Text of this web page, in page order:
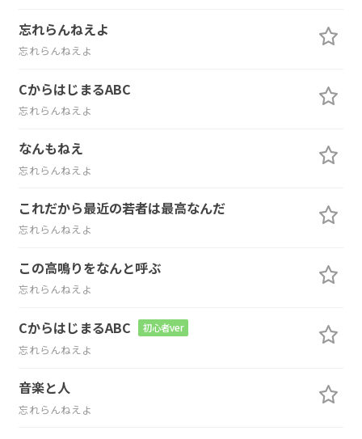
忘れらんねえよ
忘れらんねえよ
CからはじまるABC
忘れらんねえよ
なんもねえ
忘れらんねえよ
これだから最近の若者は最高なんだ
忘れらんねえよ
この高鳴りをなんと呼ぶ
忘れらんねえよ
CからはじまるABC 初心者ver
忘れらんねえよ
音楽と人
忘れらんねえよ